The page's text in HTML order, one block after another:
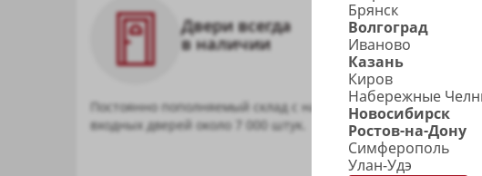
Двери всегда
в наличии
Постоянно пополняемый склад с наличием
входных дверей около 7 000 штук.
В
Брянск
Волгоград
Иваново
Казань
Киров
Набережные
Новосибирск
Ростов-на-Дону
Симферополь
Улан-Удэ